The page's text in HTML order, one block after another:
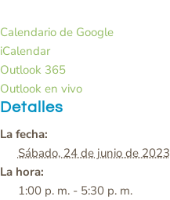
Calendario de Google
iCalendar
Outlook 365
Outlook en vivo
Detalles
La fecha:
Sábado, 24 de junio de 2023
La hora:
1:00 p. m. - 5:30 p. m.